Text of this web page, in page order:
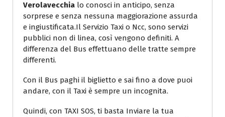
Verolavecchia lo conosci in anticipo, senza
sorprese e senza nessuna maggiorazione assurda
e ingiustificata.Il Servizio Taxi o Ncc, sono servizi
pubblici non di linea, così vengono definiti. A
differenza del Bus effettuano delle tratte sempre
differenti.
Con il Bus paghi il biglietto e sai fino a dove puoi
andare, con il Taxi è sempre un incognita.
Quindi, con TAXI SOS, ti basta Inviare la tua